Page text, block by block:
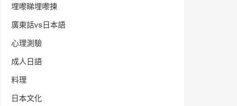
埋嚟睇埋嚟揀
廣東話vs日本語
心理測驗
成人日語
料理
日本文化